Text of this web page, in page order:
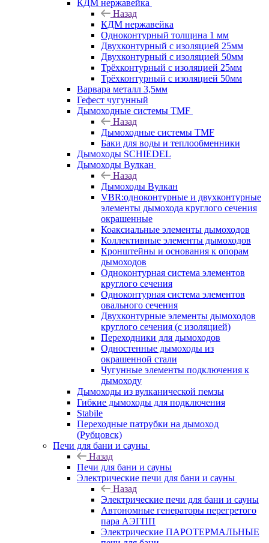
КДМ нержавейка
Назад
КДМ нержавейка
Одноконтурный толщина 1 мм
Двухконтурный с изоляцией 25мм
Двухконтурный с изоляцией 50мм
Трёхконтурный с изоляцией 25мм
Трёхконтурный с изоляцией 50мм
Варвара металл 3,5мм
Гефест чугунный
Дымоходные системы TMF
Назад
Дымоходные системы TMF
Баки для воды и теплообменники
Дымоходы SCHIEDEL
Дымоходы Вулкан
Назад
Дымоходы Вулкан
VBR:одноконтурные и двухконтурные
элементы дымохода круглого сечения
окрашенные
Коаксиальные элементы дымоходов
Коллективные элементы дымоходов
Кронштейны и основания к опорам
дымоходов
Одноконтурная система элементов
круглого сечения
Одноконтурная система элементов
овального сечения
Двухконтурные элементы дымоходов
круглого сечения (с изоляцией)
Переходники для дымоходов
Одностенные дымоходы из
окрашенной стали
Чугунные элементы подключения к
дымоходу
Дымоходы из вулканической пемзы
Гибкие дымоходы для подключения
Stabile
Переходные патрубки на дымоход
(Рубцовск)
Печи для бани и сауны
Назад
Печи для бани и сауны
Электрические печи для бани и сауны
Назад
Электрические печи для бани и сауны
Автономные генераторы перегретого
пара АЭГПП
Электрические ПАРОТЕРМАЛЬНЫЕ